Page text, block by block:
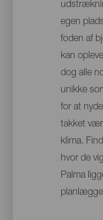
egen
foden af
kan
dog alle
unikke
for at
takket
klima.
hvor de
Palma